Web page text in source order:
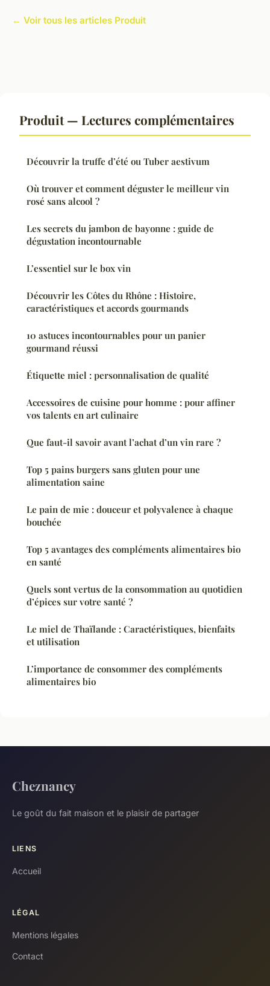
← Voir tous les articles Produit
Produit — Lectures complémentaires
Découvrir la truffe d’été ou Tuber aestivum
Où trouver et comment déguster le meilleur vin
rosé sans alcool ?
Les secrets du jambon de bayonne : guide de
dégustation incontournable
L’essentiel sur le box vin
Découvrir les Côtes du Rhône : Histoire,
caractéristiques et accords gourmands
10 astuces incontournables pour un panier
gourmand réussi
Étiquette miel : personnalisation de qualité
Accessoires de cuisine pour homme : pour affiner
vos talents en art culinaire
Que faut-il savoir avant l’achat d’un vin rare ?
Top 5 pains burgers sans gluten pour une
alimentation saine
Le pain de mie : douceur et polyvalence à chaque
bouchée
Top 5 avantages des compléments alimentaires bio
en santé
Quels sont vertus de la consommation au quotidien
d’épices sur votre santé ?
Le miel de Thaïlande : Caractéristiques, bienfaits
et utilisation
L’importance de consommer des compléments
alimentaires bio
Cheznancy
Le goût du fait maison et le plaisir de partager
LIENS
Accueil
LÉGAL
Mentions légales
Contact